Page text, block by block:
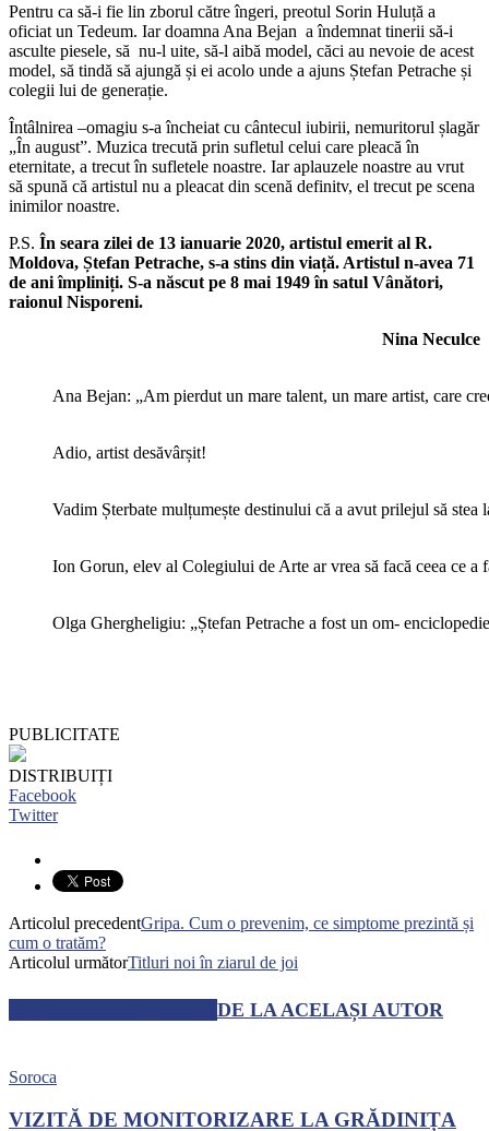
Pentru ca să-i fie lin zborul către îngeri, preotul Sorin Huluță a
oficiat un Tedeum. Iar doamna Ana Bejan a îndemnat tinerii să-i
asculte piesele, să nu-l uite, să-l aibă model, căci au nevoie de acest
model, să tindă să ajungă și ei acolo unde a ajuns Ștefan Petrache și
colegii lui de generație.
Întâlnirea –omagiu s-a încheiat cu cântecul iubirii, nemuritorul șlagăr
„În august”. Muzica trecută prin sufletul celui care pleacă în
eternitate, a trecut în sufletele noastre. Iar aplauzele noastre au vrut
să spună că artistul nu a pleacat din scenă definitv, el trecut pe scena
inimilor noastre.
P.S. În seara zilei de 13 ianuarie 2020, artistul emerit al R.
Moldova, Ștefan Petrache, s-a stins din viață. Artistul n-avea 71
de ani împliniți. S-a născut pe 8 mai 1949 în satul Vânători,
raionul Nisporeni.
Nina Neculce
Ana Bejan: „Am pierdut un mare talent, un mare artist, care
Adio, artist desăvârșit!
Vadim Șterbate mulțumește destinului că a avut prilejul să stea
Ion Gorun, elev al Colegiului de Arte ar vrea să facă ceea ce
Olga Ghergheligiu: „Ștefan Petrache a fost un om-
PUBLICITATE
DISTRIBUIȚI
Facebook
Twitter
Articolul precedentGripa. Cum o prevenim, ce simptome prezintă și
cum o tratăm?
Articolul următorTitluri noi în ziarul de joi
DE LA ACELAȘI AUTOR
Soroca
VIZITĂ DE MONITORIZARE LA GRĂDINIȚA